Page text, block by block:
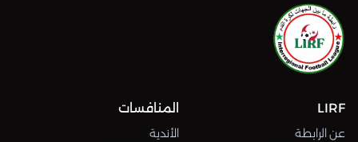
LIRF
عن الرابطة
المنافسات
الأندية